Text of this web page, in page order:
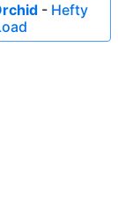
- Hefty